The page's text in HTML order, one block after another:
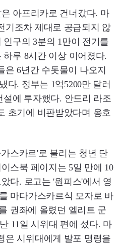
아프리카로 건너갔다. 마
기조차 제대로 공급되지 않
구의 3분의 1만이 전기를
루 8시간 이상 이어졌다.
은 6년간 수돗물이 나오지
다. 정부는 1억5200만 달러
설에 투자했다. 안드리 라조
초기에 비판받았다며 옹호
스카르'로 불리는 청년 단
스북 페이지는 5일 만에 10
다. 로고는 '원피스'에서 영
마다가스카르식 모자로 바
권좌에 올렸던 엘리트 군
11일 시위대 편에 섰다. 마
은 시위대에게 발포 명령을